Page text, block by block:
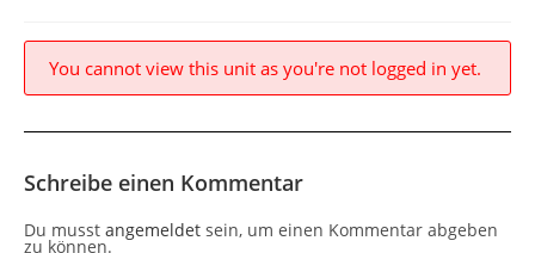
You cannot view this unit as you're not logged in yet.
Schreibe einen Kommentar
Du musst angemeldet sein, um einen Kommentar abgeben
zu können.